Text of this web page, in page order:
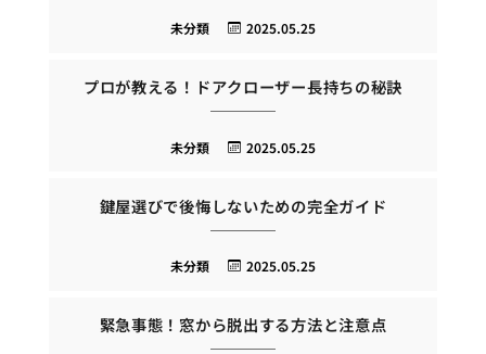
2025.05.25
未分類
プロが教える！ドアクローザー長持ちの秘訣
2025.05.25
未分類
鍵屋選びで後悔しないための完全ガイド
2025.05.25
未分類
緊急事態！窓から脱出する方法と注意点